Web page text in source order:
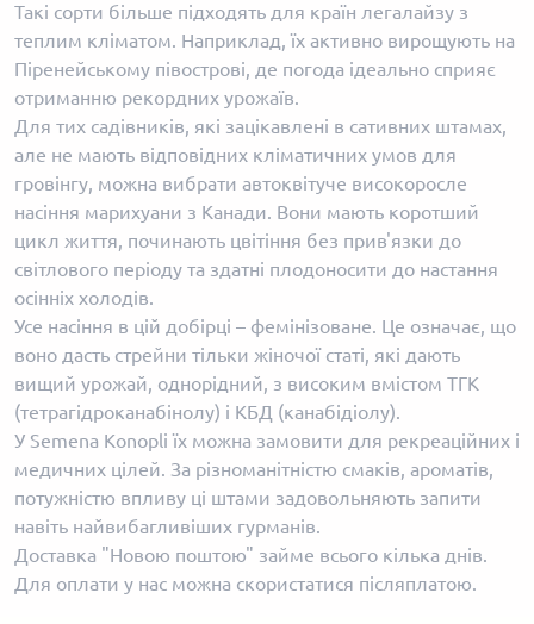
Такі сорти більше підходять для країн легалайзу з
теплим кліматом. Наприклад, їх активно вирощують на
Піренейському півострові, де погода ідеально сприяє
отриманню рекордних урожаїв.
Для тих садівників, які зацікавлені в сативних штамах,
але не мають відповідних кліматичних умов для
гровінгу, можна вибрати автоквітуче високоросле
насіння марихуани з Канади. Вони мають коротший
цикл життя, починають цвітіння без прив'язки до
світлового періоду та здатні плодоносити до настання
осінніх холодів.
Усе насіння в цій добірці – фемінізоване. Це означає, що
воно дасть стрейни тільки жіночої статі, які дають
вищий урожай, однорідний, з високим вмістом ТГК
(тетрагідроканабінолу) і КБД (канабідіолу).
У Semena Konopli їх можна замовити для рекреаційних і
медичних цілей. За різноманітністю смаків, ароматів,
потужністю впливу ці штами задовольняють запити
навіть найвибагливіших гурманів.
Доставка "Новою поштою" займе всього кілька днів.
Для оплати у нас можна скористатися післяплатою.